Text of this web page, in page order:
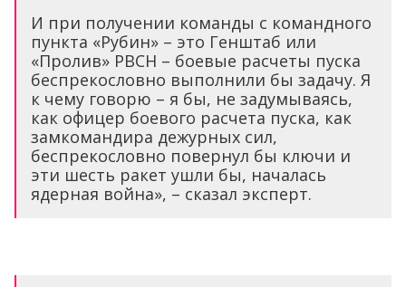
И при получении команды с командного
пункта «Рубин» – это Генштаб или
«Пролив» РВСН – боевые расчеты пуска
беспрекословно выполнили бы задачу. Я
к чему говорю – я бы, не задумываясь,
как офицер боевого расчета пуска, как
замкомандира дежурных сил,
беспрекословно повернул бы ключи и
эти шесть ракет ушли бы, началась
ядерная война», – сказал эксперт.